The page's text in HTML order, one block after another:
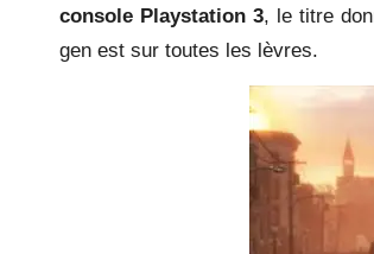
console Playstation 3, le titre
gen est sur toutes les lèvres.